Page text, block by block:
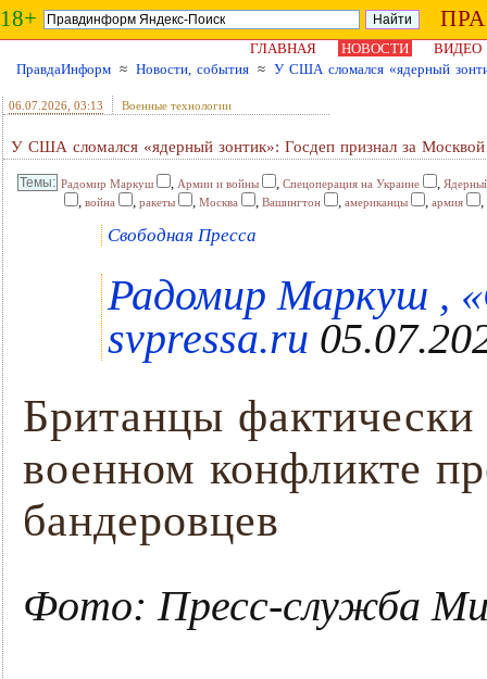
18+
ГЛАВНАЯ НОВОСТИ
ВИДЕО
ПравдаИнформ ≈ Новости, события ≈ У США сломался «ядерный
06.07.2026 , 03:13 Военные технологии
У США сломался «ядерный зонтик»: Госдеп признал за
Радомир Маркуш , Армии и войны , Спецоперация на Украине ,
, война , ракеты , Москва , Вашингтон , американцы , армия ,
Свободная Пресса
Радомир Маркуш ,
svpressa.ru
Британцы фактически
военном конфликте
бандеровцев
Фото: Пресс-служба